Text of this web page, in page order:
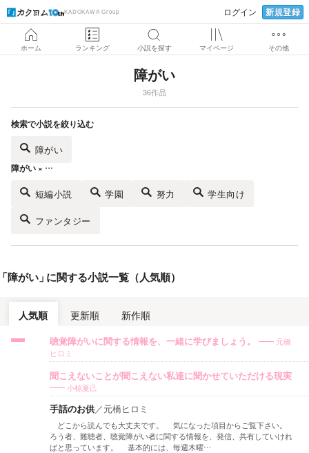
KADOKAWA Group ログイン 新規登録
ホーム ランキング 小説を探す マイページ その他
障がい
36作品
検索で小説を絞り込む
障がい
障がい × …
短編小説 学園 努力 学生向け
ファンタジー
障がい 」に関する小説一覧（人気順）
人気順 更新順 新作順
聴覚障がいに関する情報を、一緒に学びましょう。
元橋
ヒロミ
聞こえないことが聞こえない私達に聞かせていただける現実
小椋夏己
手話のお供／元橋ヒロミ
どこから読んでも大丈夫です。 気になった項目からご覧下さい。
ろう者、難聴者、聴覚障がい者に関する情報を、発信、共有していけれ
ばと思っています。 基本的には、毎週木曜…